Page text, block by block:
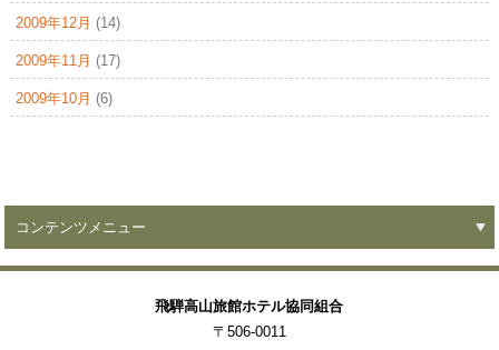
2009年12月 (14)
2009年11月 (17)
2009年10月 (6)
コンテンツメニュー
飛騨高山旅館ホテル協同組合
〒506-0011